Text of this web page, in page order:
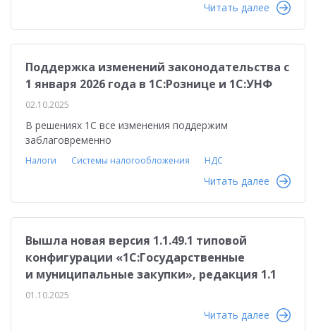
Читать далее
Поддержка изменений законодательства с
1 января 2026 года в 1С:Рознице и 1С:УНФ
02.10.2025
В решениях 1С все изменения поддержим
заблаговременно
Налоги Системы налогообложения НДС
Читать далее
Вышла новая версия 1.1.49.1 типовой
конфигурации «1С:Государственные
и муниципальные закупки», редакция 1.1
01.10.2025
Читать далее